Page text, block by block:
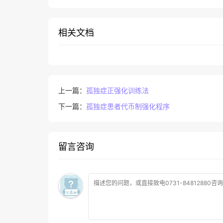
相关文档
上一篇： 孤独症正强化训练法
下一篇： 孤独症患者代币制强化程序
留言咨询